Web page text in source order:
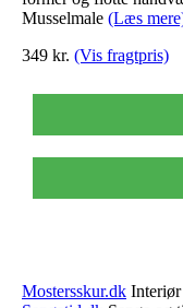
Musselmale (Læs
349 kr. (Vis fragtpris)
Mostersskur.dk